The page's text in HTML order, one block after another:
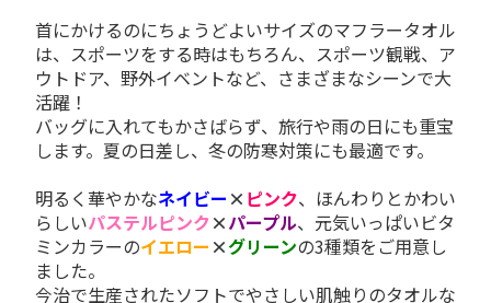
首にかけるのにちょうどよいサイズのマフラータオル
は、スポーツをする時はもちろん、スポーツ観戦、ア
ウトドア、野外イベントなど、さまざまなシーンで大
活躍！
バッグに入れてもかさばらず、旅行や雨の日にも重宝
します。夏の日差し、冬の防寒対策にも最適です。
明るく華やかなネイビー × ピンク、ほんわりとかわい
らしいパステルピンク ×パープル、元気いっぱいビタ
ミンカラーのイエロー ×グリーンの3種類をご用意し
ました。
今治で生産されたソフトでやさしい肌触りのタオルな